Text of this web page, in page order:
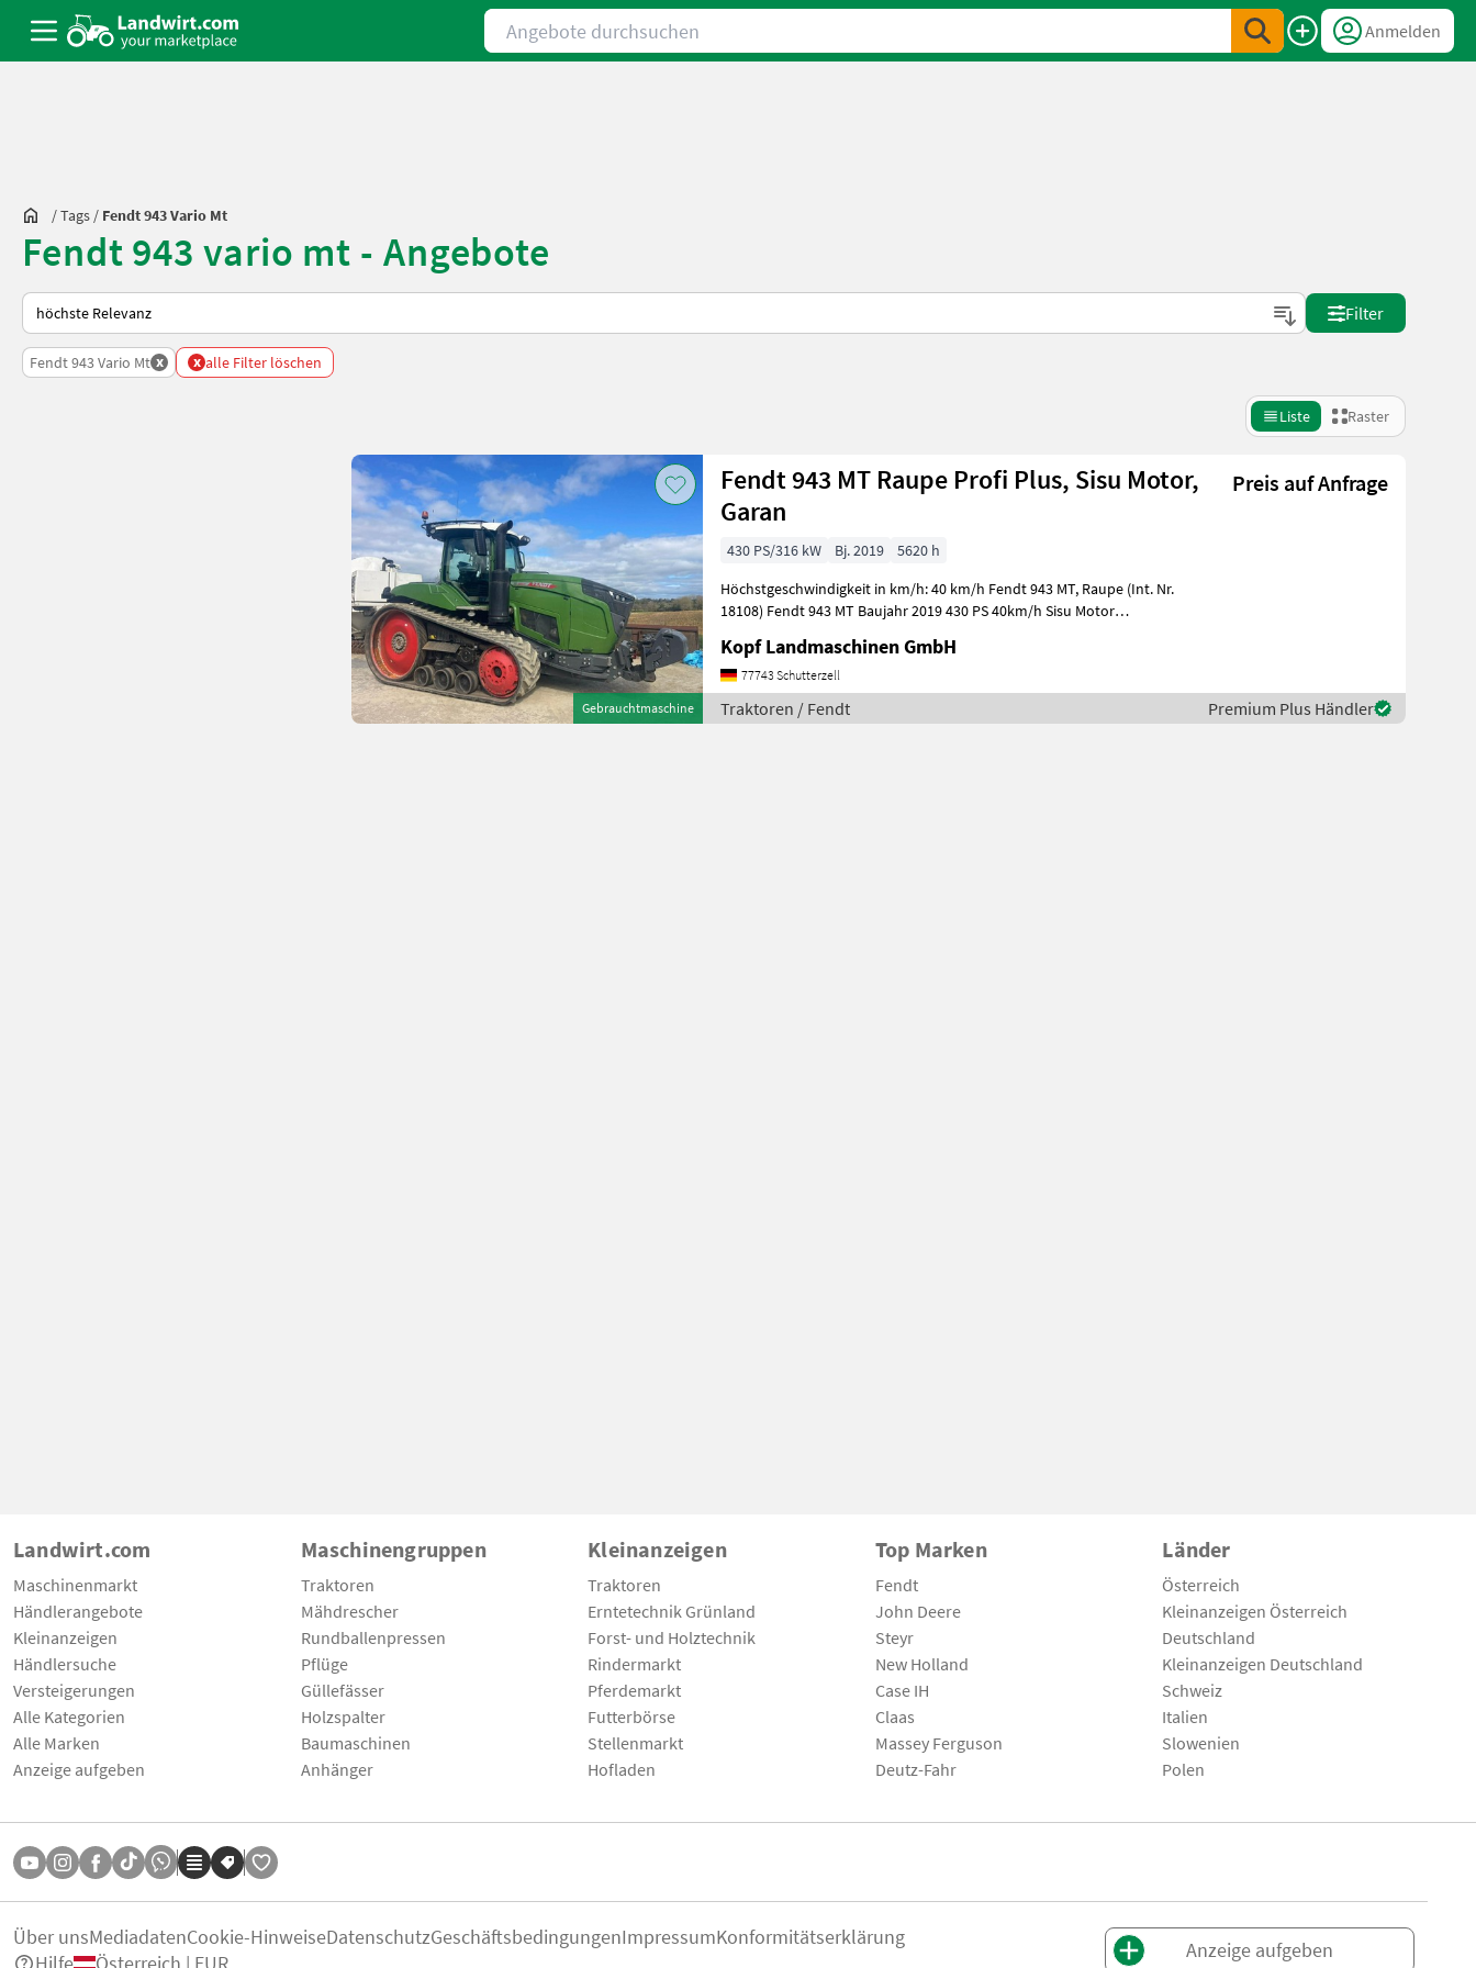
Angebote durchsuchen
Anmelden
/Tags / Fendt 943 Vario Mt
Fendt 943 vario mt - Angebote
So wird auf Landwirt.com sortiert
Filter
Fendt 943 Vario Mt x x alle Filter löschen
Liste Raster
Gebrauchtmaschine
Fendt 943 MT Raupe Profi Plus, Sisu Motor,
Garan
Preis auf Anfrage
430 PS/316 kW Bj. 2019
5620 h
Höchstgeschwindigkeit in km/h: 40 km/h Fendt 943 MT, Raupe (Int. Nr.
18108) Fendt 943 MT Baujahr 2019 430 PS 40km/h Sisu Motor
Kopf Landmaschinen GmbH
77743 Schutterzell
Traktoren / Fendt Premium Plus Händler
Landwirt.com
Maschinenmarkt
Händlerangebote
Kleinanzeigen
Händlersuche
Versteigerungen
Alle Kategorien
Alle Marken
Anzeige aufgeben
Maschinengruppen
Traktoren
Mähdrescher
Rundballenpressen
Pflüge
Güllefässer
Holzspalter
Baumaschinen
Anhänger
Kleinanzeigen
Traktoren
Erntetechnik Grünland
Forst- und Holztechnik
Rindermarkt
Pferdemarkt
Futterbörse
Stellenmarkt
Hofladen
Top Marken
Fendt
John Deere
Steyr
New Holland
Case IH
Claas
Massey Ferguson
Deutz-Fahr
Länder
Österreich
Kleinanzeigen Österreich
Deutschland
Kleinanzeigen Deutschland
Schweiz
Italien
Slowenien
Polen
Über unsMediadatenCookie-HinweiseDatenschutzGeschäftsbedingungenImpressumKonformitätserklärung
Anzeige aufgeben